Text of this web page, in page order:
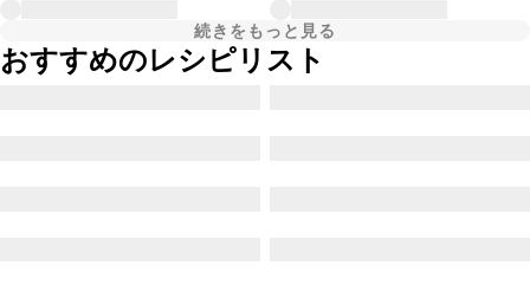
続きをもっと見る
おすすめのレシピリスト